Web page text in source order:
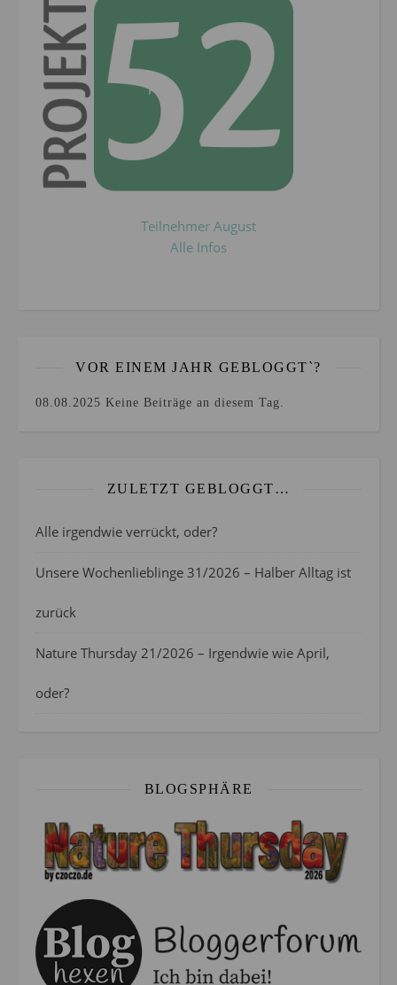
Teilnehmer August
Alle Infos
VOR EINEM JAHR GEBLOGGT`?
08.08.2025 Keine Beiträge an diesem Tag.
ZULETZT GEBLOGGT…
Alle irgendwie verrückt, oder?
Unsere Wochenlieblinge 31/2026 – Halber Alltag ist
zurück
Nature Thursday 21/2026 – Irgendwie wie April,
oder?
BLOGSPHÄRE